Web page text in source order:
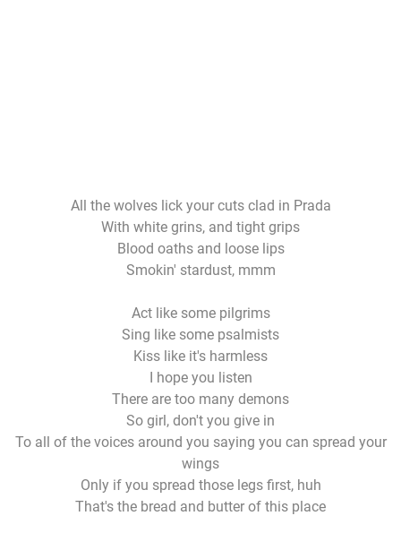
All the wolves lick your cuts clad in Prada
With white grins, and tight grips
Blood oaths and loose lips
Smokin' stardust, mmm
Act like some pilgrims
Sing like some psalmists
Kiss like it's harmless
I hope you listen
There are too many demons
So girl, don't you give in
To all of the voices around you saying you can spread your
wings
Only if you spread those legs first, huh
That's the bread and butter of this place